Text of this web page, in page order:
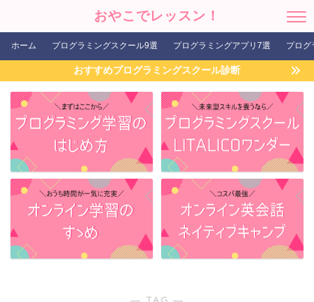
おやこでレッスン！
ホーム プログラミングスクール9選 プログラミングアプリ7選 プログ
おすすめプログラミングスクール診断
― TAG ―